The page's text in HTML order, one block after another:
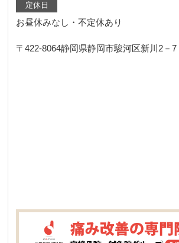
定休日
お昼休みなし・不定休あり
〒422-8064静岡県静岡市駿河区新川2－7